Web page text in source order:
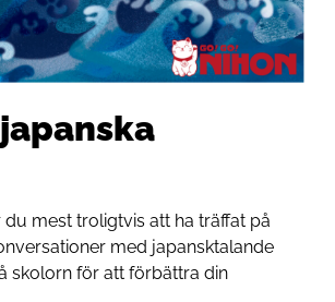
mest troligtvis att ha träffat på
med japansktalande
skolorn för att förbättra din